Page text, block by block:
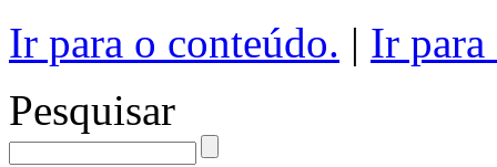
Ir para o conteúdo. | Ir para
Pesquisar